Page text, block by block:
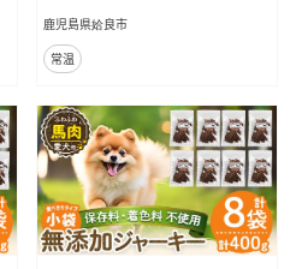
ード エサ おやつ ごはん 間食 ご褒美
ペット関係
鹿児島県姶良市
常温